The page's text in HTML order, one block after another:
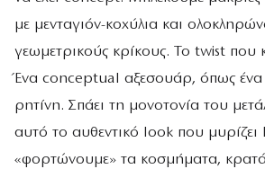
με μενταγιόν-κοχύλια και
γεωμετρικούς κρίκους. Το twist που
Ένα conceptual αξεσουάρ, όπως ένα
ρητίνη. Σπάει τη μονοτονία του
αυτό το αυθεντικό look που
«φορτώνουμε» τα κοσμήματα,